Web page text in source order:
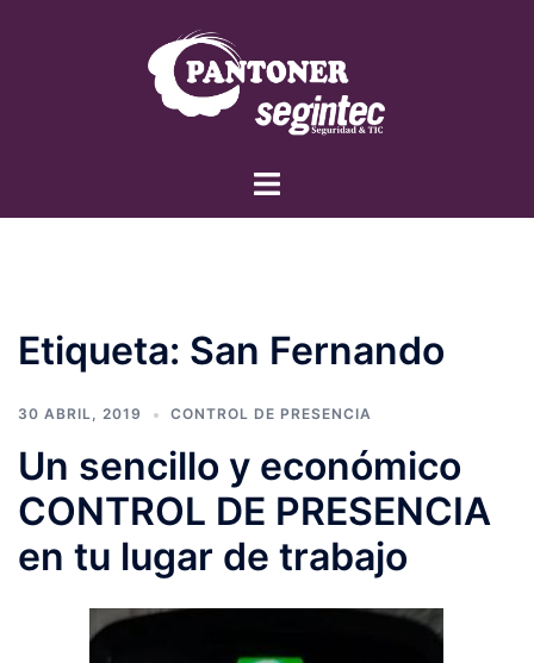
Alternar
Etiqueta: San Fernando
30 ABRIL, 2019 CONTROL DE PRESENCIA
Un sencillo y económico
CONTROL DE PRESENCIA
en tu lugar de trabajo